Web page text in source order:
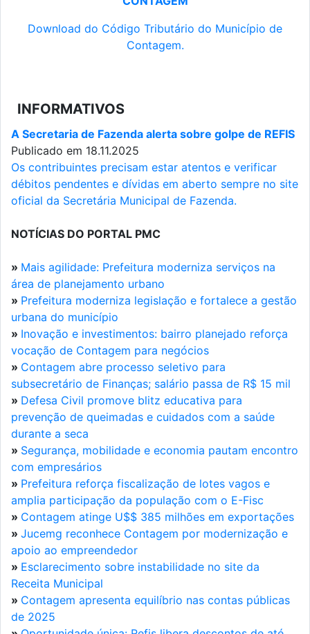
Download do Código Tributário do Município de
Contagem.
INFORMATIVOS
A Secretaria de Fazenda alerta sobre golpe de REFIS
Publicado em 18.11.2025
Os contribuintes precisam estar atentos e verificar
débitos pendentes e dívidas em aberto sempre no site
oficial da Secretária Municipal de Fazenda.
NOTÍCIAS DO PORTAL PMC
» Mais agilidade: Prefeitura moderniza serviços na
área de planejamento urbano
» Prefeitura moderniza legislação e fortalece a gestão
urbana do município
» Inovação e investimentos: bairro planejado reforça
vocação de Contagem para negócios
» Contagem abre processo seletivo para
subsecretário de Finanças; salário passa de R$ 15 mil
» Defesa Civil promove blitz educativa para
prevenção de queimadas e cuidados com a saúde
durante a seca
» Segurança, mobilidade e economia pautam encontro
com empresários
» Prefeitura reforça fiscalização de lotes vagos e
amplia participação da população com o E-Fisc
» Contagem atinge U$$ 385 milhões em exportações
» Jucemg reconhece Contagem por modernização e
apoio ao empreendedor
» Esclarecimento sobre instabilidade no site da
Receita Municipal
» Contagem apresenta equilíbrio nas contas públicas
de 2025